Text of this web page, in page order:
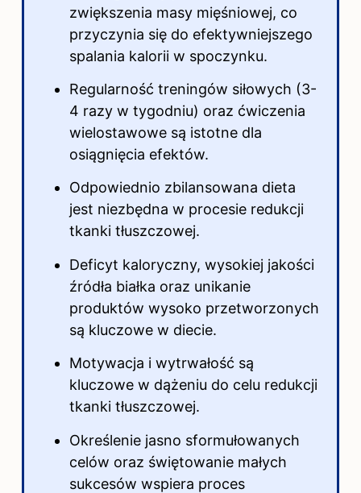
zwiększenia masy mięśniowej, co
przyczynia się do efektywniejszego
spalania kalorii w spoczynku.
Regularność treningów siłowych (3-
4 razy w tygodniu) oraz ćwiczenia
wielostawowe są istotne dla
osiągnięcia efektów.
Odpowiednio zbilansowana dieta
jest niezbędna w procesie redukcji
tkanki tłuszczowej.
Deficyt kaloryczny, wysokiej jakości
źródła białka oraz unikanie
produktów wysoko przetworzonych
są kluczowe w diecie.
Motywacja i wytrwałość są
kluczowe w dążeniu do celu redukcji
tkanki tłuszczowej.
Określenie jasno sformułowanych
celów oraz świętowanie małych
sukcesów wspiera proces